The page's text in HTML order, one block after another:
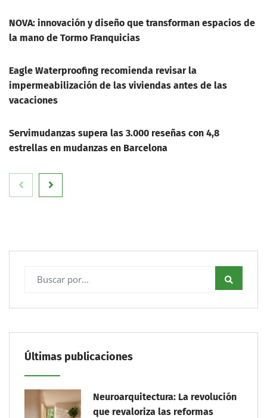
NOVA: innovación y diseño que transforman espacios de
la mano de Tormo Franquicias
Eagle Waterproofing recomienda revisar la
impermeabilización de las viviendas antes de las
vacaciones
Servimudanzas supera las 3.000 reseñas con 4,8
estrellas en mudanzas en Barcelona
Últimas publicaciones
Neuroarquitectura: La revolución
que revaloriza las reformas